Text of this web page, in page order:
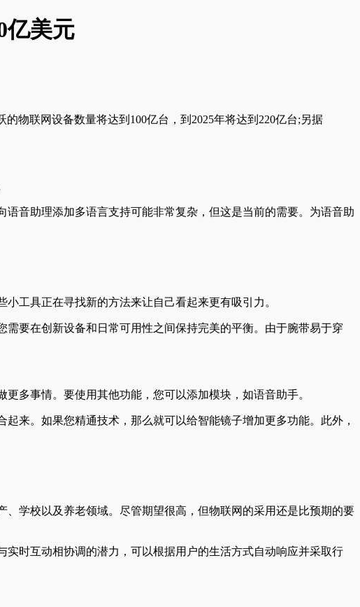
亿美元
物联网设备数量将达到100亿台，到2025年将达到220亿台;另据
音助理添加多语言支持可能非常复杂，但这是当前的需要。为语音助
工具正在寻找新的方法来让自己看起来更有吸引力。
要在创新设备和日常可用性之间保持完美的平衡。由于腕带易于穿
多事情。要使用其他功能，您可以添加模块，如语音助手。
来。如果您精通技术，那么就可以给智能镜子增加更多功能。此外，
学校以及养老领域。尽管期望很高，但物联网的采用还是比预期的要
时互动相协调的潜力，可以根据用户的生活方式自动响应并采取行